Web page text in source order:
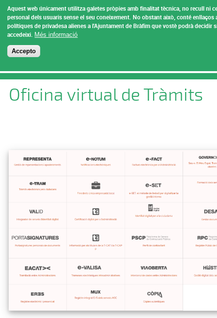
Aquest web únicament utilitza galetes pròpies amb finalitat tècnica, no recull ni
personal dels usuaris sense el seu coneixement.No obstant això, conté enllaços
polítiques de privadesa alienes a l'Ajuntament de Bràfim que vostè podrà decidir
accedeixi. Més informació
Accepto
Vés al contingut
Ajuntament de
Bràfim
Esteu aquí
Inici
Oficina virtual de Tràmits